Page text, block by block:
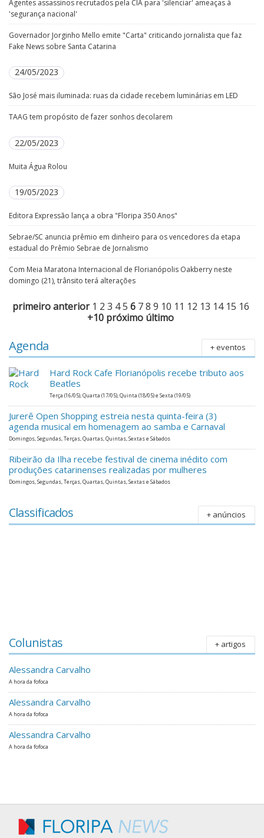
Agentes assassinos recrutados pela CIA para 'silenciar' ameaças à
'segurança nacional'
Governador Jorginho Mello emite "Carta" criticando jornalista que faz
Fake News sobre Santa Catarina
24/05/2023
São José mais iluminada: ruas da cidade recebem luminárias em LED
TAAG tem propósito de fazer sonhos decolarem
22/05/2023
Muita Água Rolou
19/05/2023
Editora Expressão lança a obra "Floripa 350 Anos"
Sebrae/SC anuncia prêmio em dinheiro para os vencedores da etapa
estadual do Prêmio Sebrae de Jornalismo
Com Meia Maratona Internacional de Florianópolis Oakberry neste
domingo (21), trânsito terá alterações
primeiro anterior 1 2 3 4 5 6 7 8 9 10 11 12 13 14 15 16
+10 próximo último
Agenda + eventos
Hard Rock Cafe Florianópolis recebe tributo aos
Beatles
Terça (16/05), Quarta (17/05), Quinta (18/05) e Sexta (19/05)
Jurerê Open Shopping estreia nesta quinta-feira (3)
agenda musical em homenagem ao samba e Carnaval
Domingos, Segundas, Terças, Quartas, Quintas, Sextas e Sábados
Ribeirão da Ilha recebe festival de cinema inédito com
produções catarinenses realizadas por mulheres
Domingos, Segundas, Terças, Quartas, Quintas, Sextas e Sábados
Classificados + anúncios
Colunistas + artigos
Alessandra Carvalho
A hora da fofoca
Alessandra Carvalho
A hora da fofoca
Alessandra Carvalho
A hora da fofoca